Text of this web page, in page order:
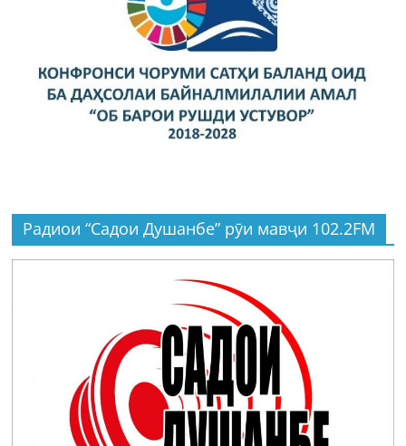
Радиои “Садои Душанбе” рӯи мавҷи 102.2FM